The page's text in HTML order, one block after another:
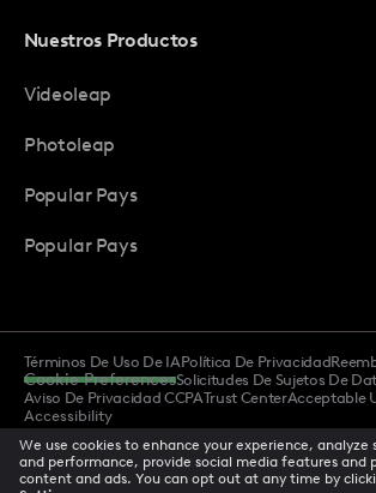
Nuestros Productos
Videoleap
Photoleap
Popular Pays
Popular Pays
Términos De Uso De IAPolítica De Privacidad
Cookie PreferencesSolicitudes De Sujetos De
Aviso De Privacidad CCPATrust CenterAcceptable
Accessibility
© 2025 Todos los derechos
We use cookies to enhance your experience, analyze
and performance, provide social media features and
content and ads. You can opt out at any time by